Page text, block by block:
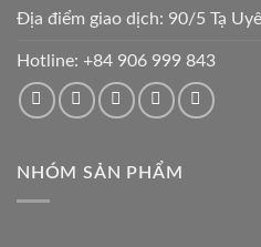
Địa điểm giao dịch: 90/5 Tạ
Hotline: +84 906 999 843
NHÓM SẢN PHẨM